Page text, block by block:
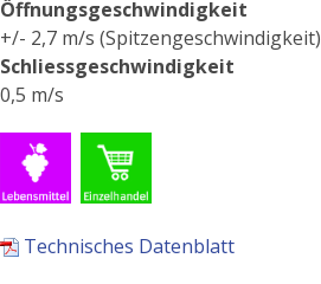
Öffnungsgeschwindigkeit
+/- 2,7 m/s (Spitzengeschwindigkeit)
Schliessgeschwindigkeit
​0,5 m/s
Technisches Datenblatt